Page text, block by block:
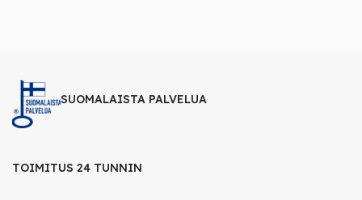
SUOMALAISTA PALVELUA
TOIMITUS 24 TUNNIN